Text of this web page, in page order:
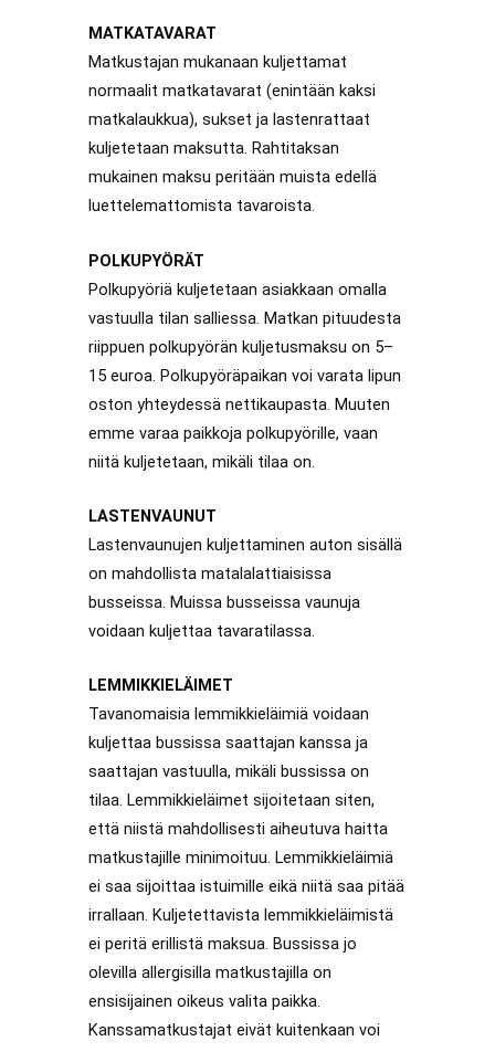
MATKATAVARAT
Matkustajan mukanaan kuljettamat
normaalit matkatavarat (enintään kaksi
matkalaukkua), sukset ja lastenrattaat
kuljetetaan maksutta. Rahtitaksan
mukainen maksu peritään muista edellä
luettelemattomista tavaroista.
POLKUPYÖRÄT
Polkupyöriä kuljetetaan asiakkaan omalla
vastuulla tilan salliessa. Matkan pituudesta
riippuen polkupyörän kuljetusmaksu on 5–
15 euroa. Polkupyöräpaikan voi varata lipun
oston yhteydessä nettikaupasta. Muuten
emme varaa paikkoja polkupyörille, vaan
niitä kuljetetaan, mikäli tilaa on.
LASTENVAUNUT
Lastenvaunujen kuljettaminen auton sisällä
on mahdollista matalalattiaisissa
busseissa. Muissa busseissa vaunuja
voidaan kuljettaa tavaratilassa.
LEMMIKKIELÄIMET
Tavanomaisia lemmikkieläimiä voidaan
kuljettaa bussissa saattajan kanssa ja
saattajan vastuulla, mikäli bussissa on
tilaa. Lemmikkieläimet sijoitetaan siten,
että niistä mahdollisesti aiheutuva haitta
matkustajille minimoituu. Lemmikkieläimiä
ei saa sijoittaa istuimille eikä niitä saa pitää
irrallaan. Kuljetettavista lemmikkieläimistä
ei peritä erillistä maksua. Bussissa jo
olevilla allergisilla matkustajilla on
ensisijainen oikeus valita paikka.
Kanssamatkustajat eivät kuitenkaan voi